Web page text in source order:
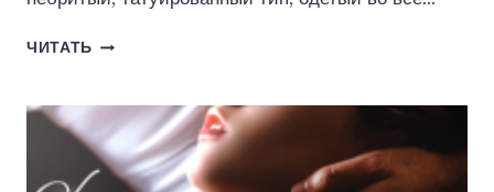
ЧИТАТЬ ВКУС
РИНКА)